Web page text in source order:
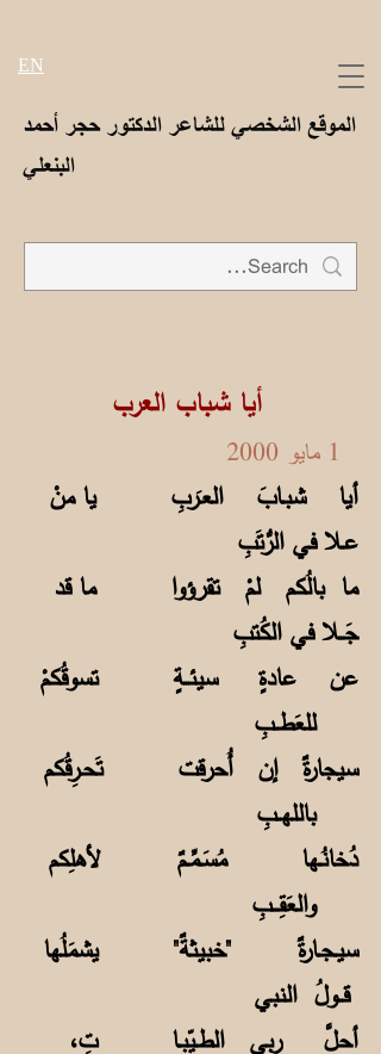
الموقع الشخصي للشاعر الدكتور حجر أحمد
البنعلي
EN
أيا شباب العرب
أيا شبـابَ العـَربِ يا منْ
عـلا في الرُّتَبِ
ما بالُكم لمْ تقرؤوا ما قد
جَــلا في الكُتبِ
عن عادةٍ سيئــةٍ تسوقُكمْ
للعَطــبِ
سيجارةٌ إن أُحرقت تَحـرِقُكم
باللهــبِ
دُخانُـها مُسَـمِّـمٌ لأهلِكم
والعَقِـــبِ
سيـجـارةٌ "خبيثةٌ" يشمَلُها
قــولُ النبي
أحلَّ ربي الطـيّبـا تِ،